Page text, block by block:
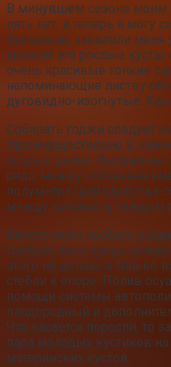
В минувшем сезоне моим
пять лет, и теперь я могу
буквально завалили
момент это рослые кусты
очень красивые тонкие
напоминающие листву
дуговидно-изогнутые.
Собирать годжи следует
(преимущественно в
острые шипы. Высажены
ряда, между которыми
полуметра (для удобства
между кустами в каждом
Какого-либо особого
требует. Хотя кусты
этого не делаю, а только
стебли к опоре. Полив
помощи системы
плодородный и
Что касается поросли, то
пара молодых кустиков
материнских кустов.